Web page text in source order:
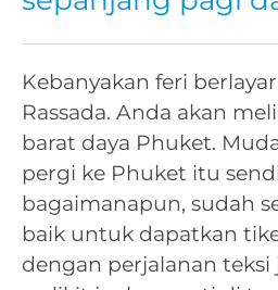
Kebanyakan feri
Rassada. Anda akan
barat daya Phuket.
pergi ke Phuket itu
bagaimanapun, sudah
baik untuk dapatkan
dengan perjalanan